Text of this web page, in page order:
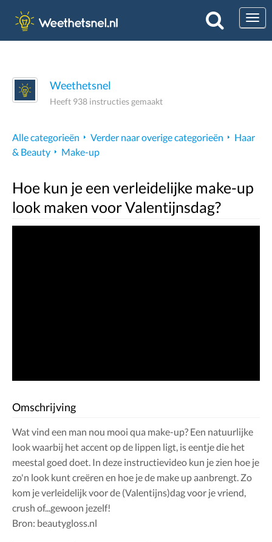
Weethetsnel
Heeft 938 instructies gemaakt
Alle categorieën Verder naar overige categorieën
Haar
& Beauty
Make-up
Hoe kun je een verleidelijke make-up
look maken voor Valentijnsdag?
Omschrijving
Wat vind een man nou mooi qua make-up? Een natuurlijke
look waarbij het accent op de lippen ligt, is eentje die het
meestal goed doet. In deze instructievideo kun je zien hoe je
zo'n look kunt creëren en hoe je de make up aanbrengt. Zo
kom je verleidelijk voor de (Valentijns)dag voor je vriend,
crush of...gewoon jezelf!
Bron: beautygloss.nl